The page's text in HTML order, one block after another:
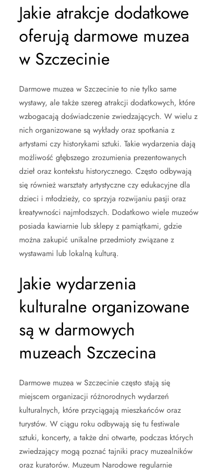
Jakie atrakcje dodatkowe
oferują darmowe muzea
w Szczecinie
Darmowe muzea w Szczecinie to nie tylko same
wystawy, ale także szereg atrakcji dodatkowych, które
wzbogacają doświadczenie zwiedzających. W wielu z
nich organizowane są wykłady oraz spotkania z
artystami czy historykami sztuki. Takie wydarzenia dają
możliwość głębszego zrozumienia prezentowanych
dzieł oraz kontekstu historycznego. Często odbywają
się również warsztaty artystyczne czy edukacyjne dla
dzieci i młodzieży, co sprzyja rozwijaniu pasji oraz
kreatywności najmłodszych. Dodatkowo wiele muzeów
posiada kawiarnie lub sklepy z pamiątkami, gdzie
można zakupić unikalne przedmioty związane z
wystawami lub lokalną kulturą.
Jakie wydarzenia
kulturalne organizowane
są w darmowych
muzeach Szczecina
Darmowe muzea w Szczecinie często stają się
miejscem organizacji różnorodnych wydarzeń
kulturalnych, które przyciągają mieszkańców oraz
turystów. W ciągu roku odbywają się tu festiwale
sztuki, koncerty, a także dni otwarte, podczas których
zwiedzający mogą poznać tajniki pracy muzealników
oraz kuratorów. Muzeum Narodowe regularnie